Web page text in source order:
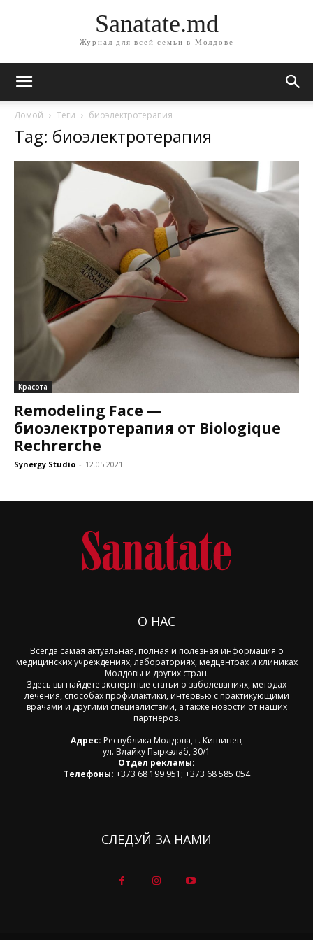
Sanatate.md
Журнал для всей семьи в Молдове
Домой Теги биоэлектротерапия
Tag: биоэлектротерапия
Красота
Remodeling Face —
биоэлектротерапия от Biologique
Rechrerche
Synergy Studio - 12.05.2021
О НАС
Всегда самая актуальная, полная и полезная информация о
медицинских учреждениях, лабораториях, медцентрах и клиниках
Молдовы и других стран.
Здесь вы найдете экспертные статьи о заболеваниях, методах
лечения, способах профилактики, интервью с практикующими
врачами и другими специалистами, а также новости от наших
партнеров.
Адрес: Республика Молдова, г. Кишинев,
ул. Влайку Пыркэлаб, 30/1
Отдел рекламы:
Телефоны: +373 68 199 951; +373 68 585 054
СЛЕДУЙ ЗА НАМИ